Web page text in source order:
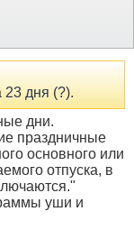
дня (?).
дни.
праздничные
основного или
отпуска, в
уши и